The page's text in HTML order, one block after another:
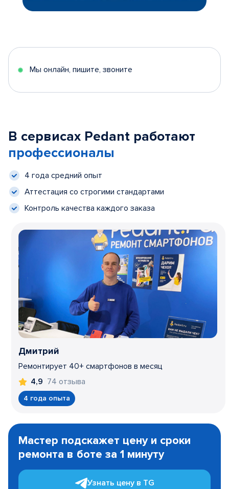
Мы онлайн, пишите, звоните
В сервисах Pedant работают
профессионалы
4 года средний опыт
Аттестация со строгими стандартами
Контроль качества каждого заказа
Дмитрий
Ремонтирует 40+ смартфонов в месяц
4,9 74 отзыва
4 года опыта
1
Мастер подскажет цену и сроки
ремонта в боте за 1 минуту
Узнать цену в TG